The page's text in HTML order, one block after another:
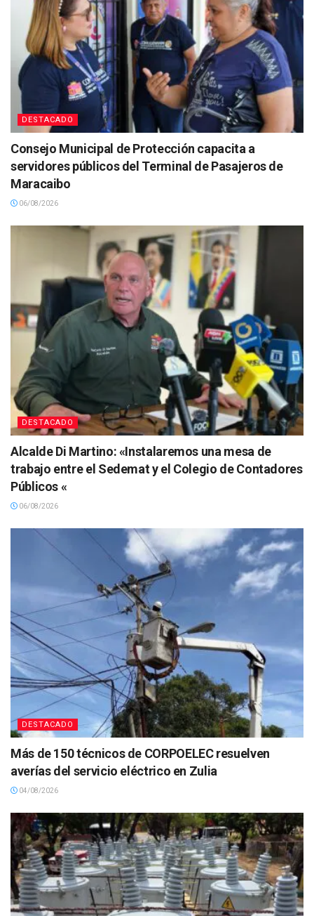
DESTACADO
Consejo Municipal de Protección capacita a
servidores públicos del Terminal de Pasajeros de
Maracaibo
06/08/2026
DESTACADO
Alcalde Di Martino: «Instalaremos una mesa de
trabajo entre el Sedemat y el Colegio de Contadores
Públicos «
06/08/2026
DESTACADO
Más de 150 técnicos de CORPOELEC resuelven
averías del servicio eléctrico en Zulia
04/08/2026